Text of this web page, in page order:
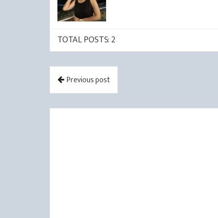
TOTAL POSTS: 2
Previous post